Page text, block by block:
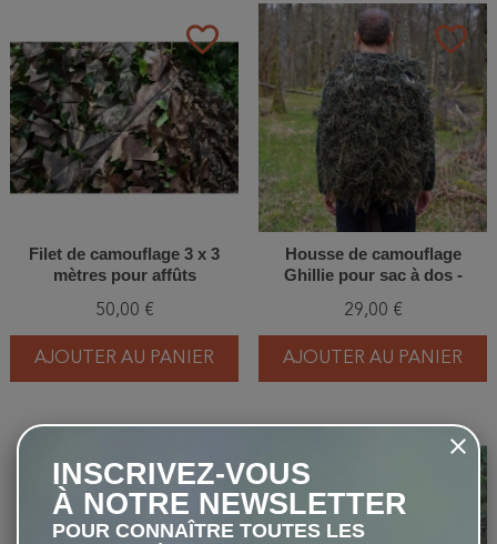
favorite_border
Filet de camouflage 3 x 3
mètres pour affûts
50,00 €
AJOUTER AU PANIER
favorite_border
Housse de camouflage
Ghillie pour sac à dos -
29,00 €
AJOUTER AU PANIER
favorite_border
INSCRIVEZ-VOUS
À NOTRE NEWSLETTER
POUR CONNAÎTRE TOUTES LES